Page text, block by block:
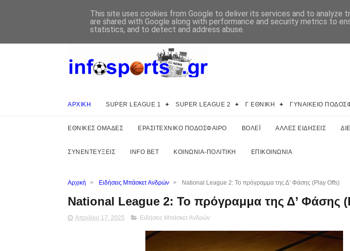
ΑΡΧΙΚΗ SUPER LEAGUE 1 SUPER LEAGUE 2 Γ ΕΘΝΙΚΗ ΓΥΝΑΙΚΕΙΟ
ΕΘΝΙΚΕΣ ΟΜΑΔΕΣ ΕΡΑΣΙΤΕΧΝΙΚΟ ΠΟΔΟΣΦΑΙΡΟ ΒΟΛΕΪ ΑΛΛΕΣ ΕΙΔΗΣΕΙΣ
ΣΥΝΕΝΤΕΥΞΕΙΣ INFO BET ΚΟΙΝΩΝΙΑ-ΠΟΛΙΤΙΚΗ ΕΠΙΚΟΙΝΩΝΙΑ
Αρχική > Ειδήσεις Μπάσκετ Ανδρών > National League 2: Το πρόγραμμα της Δ’ Φάσης (Play Offs)
National League 2: Το πρόγραμμα της Δ’ Φάσης
Απριλίου 17, 2025 Ειδήσεις Μπάσκετ Ανδρών
This site uses cookies from Google to deliver its services and to analyze
are shared with Google along with performance and security metrics to
statistics, and to detect and address abuse.